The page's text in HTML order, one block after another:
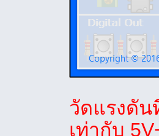
วัดแรงดัน
เท่ากับ 5V